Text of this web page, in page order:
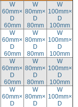
W
60mm×
D
60mm
W
80mm×
D
80mm
W
100mm×
D
100mm
W
60mm×
D
60mm
W
80mm×
D
80mm
W
100mm×
D
100mm
W
60mm×
D
60mm
W
80mm×
D
80mm
W
100mm×
D
100mm
W
60mm×
D
W
80mm×
D
W
100mm×
D